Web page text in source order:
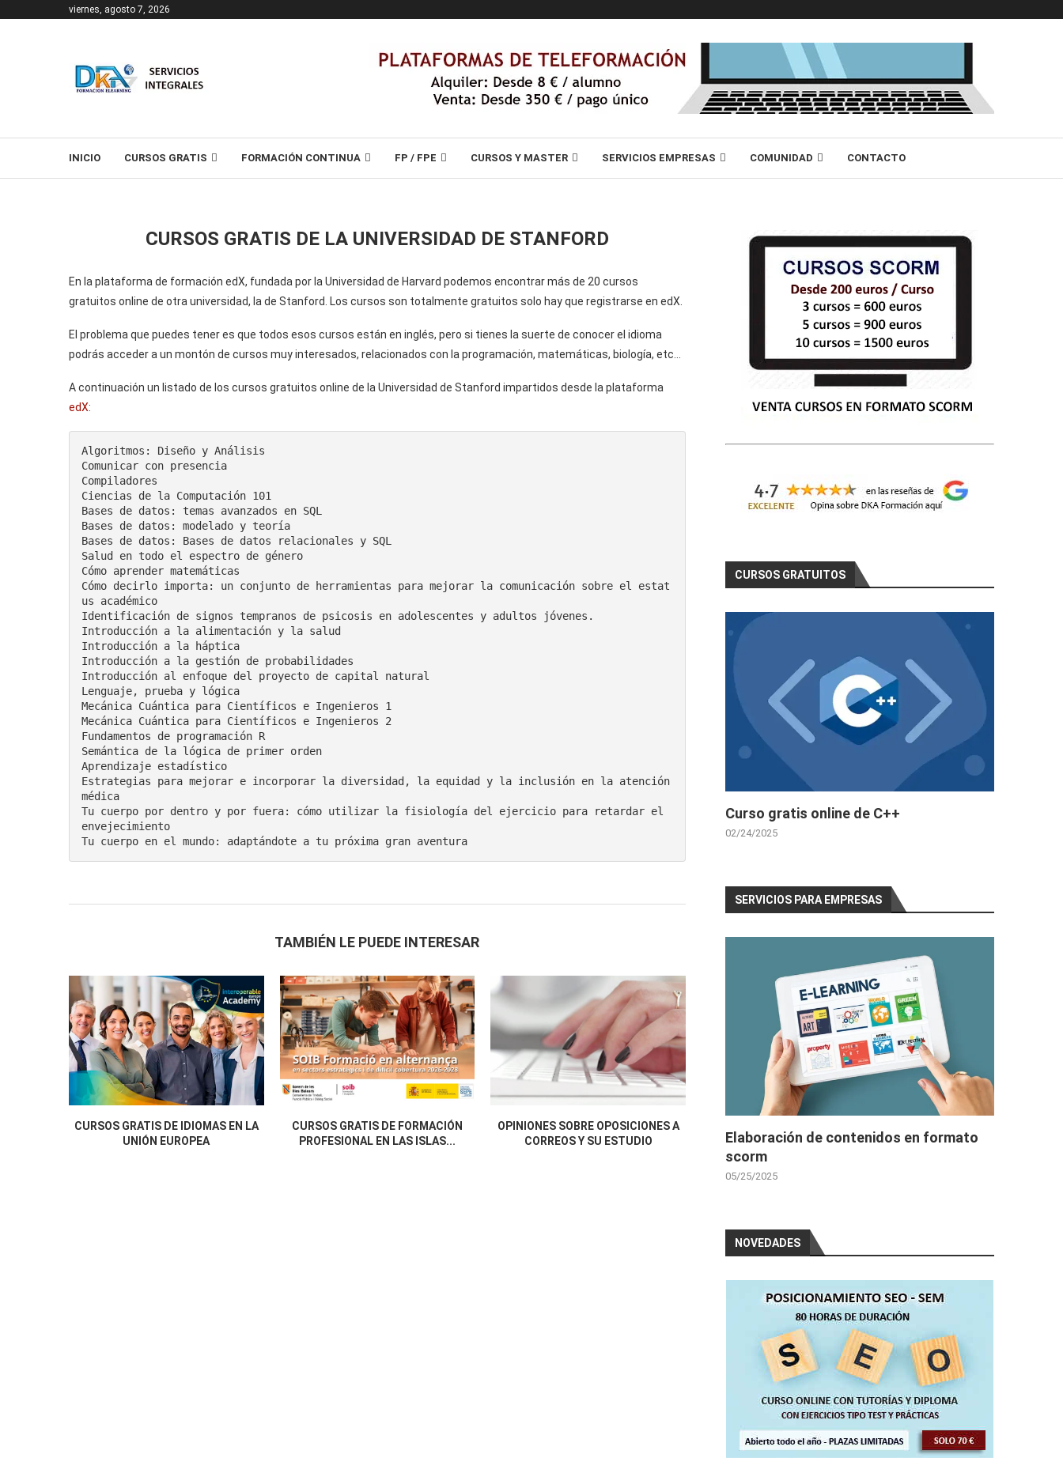
viernes, agosto 7, 2026
INICIO CURSOS GRATIS FORMACIÓN CONTINUA FP / FPE CURSOS Y MASTER SERVICIOS EMPRESAS COMUNIDAD CONTACTO
CURSOS GRATIS DE LA UNIVERSIDAD DE STANFORD
En la plataforma de formación edX, fundada por la Universidad de Harvard podemos encontrar más de 20 cursos
gratuitos online de otra universidad, la de Stanford. Los cursos son totalmente gratuitos solo hay que registrarse en edX.
El problema que puedes tener es que todos esos cursos están en inglés, pero si tienes la suerte de conocer el idioma
podrás acceder a un montón de cursos muy interesados, relacionados con la programación, matemáticas, biología, etc…
A continuación un listado de los cursos gratuitos online de la Universidad de Stanford impartidos desde la plataforma
edX:
Algoritmos: Diseño y Análisis
Comunicar con presencia
Compiladores
Ciencias de la Computación 101
Bases de datos: temas avanzados en SQL
Bases de datos: modelado y teoría
Bases de datos: Bases de datos relacionales y SQL
Salud en todo el espectro de género
Cómo aprender matemáticas
Cómo decirlo importa: un conjunto de herramientas para mejorar la comunicación sobre el estat
us académico
Identificación de signos tempranos de psicosis en adolescentes y adultos jóvenes.
Introducción a la alimentación y la salud
Introducción a la háptica
Introducción a la gestión de probabilidades
Introducción al enfoque del proyecto de capital natural
Lenguaje, prueba y lógica
Mecánica Cuántica para Científicos e Ingenieros 1
Mecánica Cuántica para Científicos e Ingenieros 2
Fundamentos de programación R
Semántica de la lógica de primer orden
Aprendizaje estadístico
Estrategias para mejorar e incorporar la diversidad, la equidad y la inclusión en la atención
médica
Tu cuerpo por dentro y por fuera: cómo utilizar la fisiología del ejercicio para retardar el
envejecimiento
TAMBIÉN LE PUEDE INTERESAR
CURSOS GRATIS DE IDIOMAS EN LA
UNIÓN EUROPEA
CURSOS GRATIS DE FORMACIÓN
PROFESIONAL EN LAS ISLAS...
OPINIONES SOBRE OPOSICIONES A
CORREOS Y SU ESTUDIO
CURSOS GRATUITOS
Curso gratis online de C++
02/24/2025
SERVICIOS PARA EMPRESAS
Elaboración de contenidos en formato
scorm
05/25/2025
NOVEDADES